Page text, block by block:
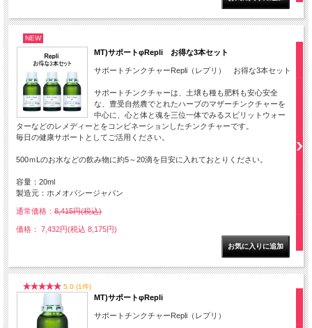
NEW
MT)サポートφRepli お得な3本セット
サポートチンクチャーRepli（レプリ） お得な3本セット
サポートチンクチャーは、土壌も種も肥料も安心安全
な、豊受自然農でとれたハーブのマザーチンクチャーを
中心に、心と体と魂を三位一体でみるスピリットウォー
ターなどのレメディーとをコンビネーションしたチンクチャーです。
毎日の健康サポートとしてご活用ください。
500ｍLのお水などの飲み物に約5～20滴を目安に入れておとりください。
容量：20ml
製造元：ホメオパシージャパン
通常価格： 8,415円(税込)
価格： 7,432円(税込 8,175円)
5.0 (1件)
MT)サポートφRepli
サポートチンクチャーRepli（レプリ）